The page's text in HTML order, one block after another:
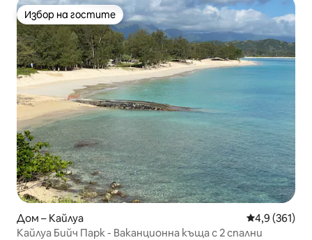
Избор на гостите
Избор на гостите
Дом – Кайлуа Средна
4,9 (361)
Кайлуа Бийч Парк - Ваканционна къща с 2 спални